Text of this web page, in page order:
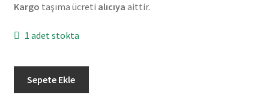
Kargo taşıma ücreti alıcıya aittir.
1 adet stokta
Canter
Sepete Ekle